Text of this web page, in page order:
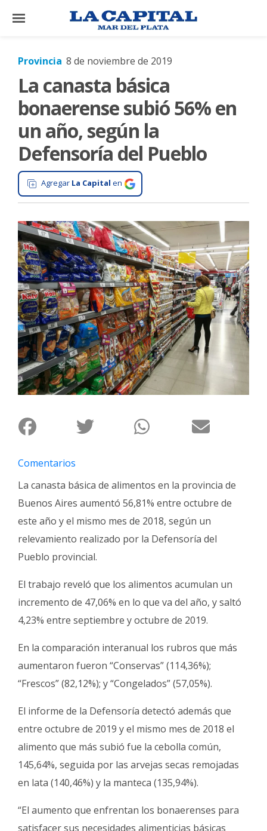
×
El
País
Mundo
La
Zona
Cultura
Gastronomía
Salud
Interés
General
La
Ciudad
Deportes
Arte
y
Policiales
Fotos
de
Clasificados
Fúnebres
Provincia 8 de noviembre de 2019
La canasta básica
bonaerense subió 56% en
un año, según la
Defensoría del Pueblo
Agregar La Capital en
Comentarios
La canasta básica de alimentos en la provincia de
Buenos Aires aumentó 56,81% entre octubre de
este año y el mismo mes de 2018, según un
relevamiento realizado por la Defensoría del
Pueblo provincial.
El trabajo reveló que los alimentos acumulan un
incremento de 47,06% en lo que va del año, y saltó
4,23% entre septiembre y octubre de 2019.
En la comparación interanual los rubros que más
aumentaron fueron “Conservas” (114,36%);
“Frescos” (82,12%); y “Congelados” (57,05%).
El informe de la Defensoría detectó además que
entre octubre de 2019 y el mismo mes de 2018 el
alimento que más subió fue la cebolla común,
145,64%, seguida por las arvejas secas remojadas
en lata (140,46%) y la manteca (135,94%).
“El aumento que enfrentan los bonaerenses para
satisfacer sus necesidades alimenticias básicas